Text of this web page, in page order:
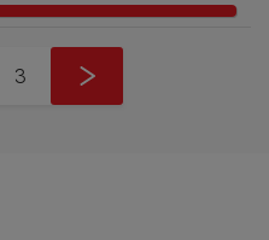
Pagination
Page
3 Next page
››